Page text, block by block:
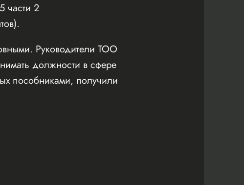
части 2
Руководители ТОО
должности в сфере
пособниками, получили